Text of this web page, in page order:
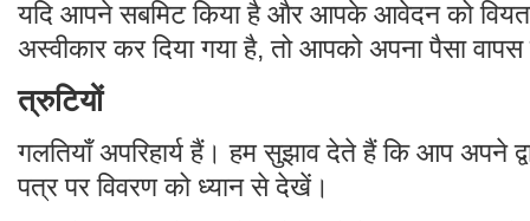
यदि आपने सबमिट किया है और आपके आवेदन को
अस्वीकार कर दिया गया है, तो आपको अपना पैसा वापस
त्रुटियों
गलतियाँ अपरिहार्य हैं। हम सुझाव देते हैं कि आप अपने
पत्र पर विवरण को ध्यान से देखें।